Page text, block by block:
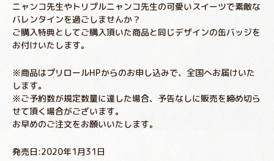
ニャンコ先生やトリプルニャンコ先生の可愛いスイーツで素敵な
バレンタインを過ごしませんか？
ご購入特典としてご購入頂いた商品と同じデザインの缶バッジを
お付けいたします。
※商品はプリロールHPからのお申し込みで、全国へお届けいた
します。
※ご予約数が規定数量に達した場合、予告なしに販売を締め切ら
せて頂く場合がございます。
お早めのご注文をお願いいたします。
発売日:2020年1月31日